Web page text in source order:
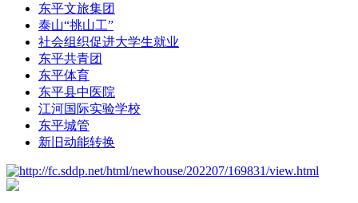
东平文旅集团
泰山“挑山工”
社会组织促进大学生就业
东平共青团
东平体育
东平县中医院
江河国际实验学校
东平城管
新旧动能转换